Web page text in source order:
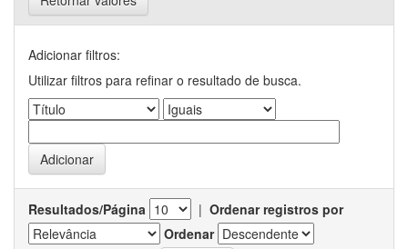
Adicionar filtros:
Utilizar filtros para refinar o resultado de busca.
Resultados/Página | Ordenar registros por
Ordenar